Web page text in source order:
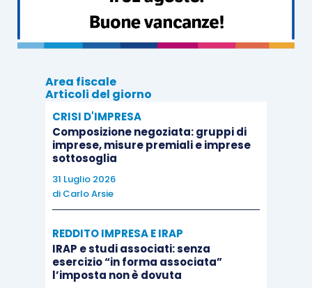
Area fiscale
Articoli del giorno
CRISI D'IMPRESA
Composizione negoziata: gruppi di
imprese, misure premiali e imprese
sottosoglia
31 Luglio 2026
di Carlo Arsie
REDDITO IMPRESA E IRAP
IRAP e studi associati: senza
esercizio “in forma associata”
l’imposta non è dovuta